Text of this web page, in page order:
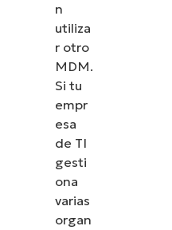
n
utiliza
r otro
MDM.
Si tu
empr
esa
de TI
gesti
ona
varias
organ